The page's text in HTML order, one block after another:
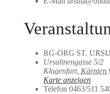
RG-ORG ST.
Ursulinengasse 5/2
Klagenfurt, Kärnten
Karte anzeigen
Telefon 0463/511